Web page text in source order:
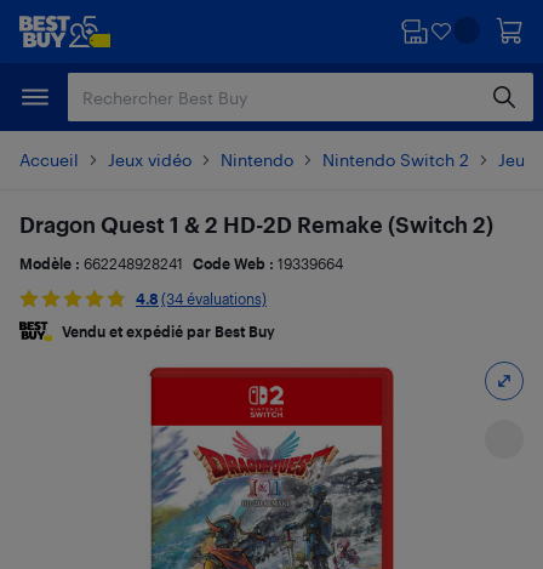
Passer
principal
Passer
Accueil Jeux vidéo Nintendo Nintendo Switch 2 Jeux
Dragon Quest 1 & 2 HD-2D Remake (Switch 2)
Modèle : 662248928241 Code Web : 19339664
4.8 (34 évaluations)
Vendu et expédié par Best Buy